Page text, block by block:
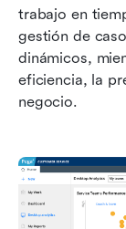
trabajo en
gestión de
dinámicos,
eficiencia, la
negocio.